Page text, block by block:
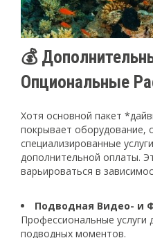
💰
Опциональные
Хотя основной пакет
покрывает оборудование,
специализированные
дополнительной оплаты.
варьироваться в
Подводная Видео- и
Профессиональные услуги
подводных моментов.